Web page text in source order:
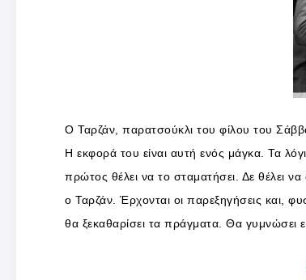
Ο Ταρζάν, παρατσούκλι του φίλου του
Η εκφορά του είναι αυτή ενός μάγκα. Τα
πρώτος θέλει να το σταματήσει. Δε θέλει
ο Ταρζάν. Έρχονται οι παρεξηγήσεις και,
θα ξεκαθαρίσει τα πράγματα. Θα γυμνώσει